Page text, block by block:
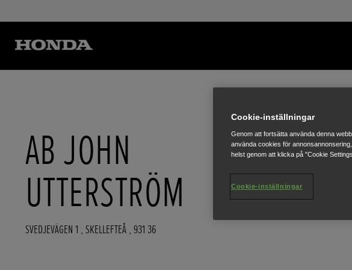
AB JOHN
UTTERSTRÖM
SVEDJEVÄGEN 1 , SKELLEFTEÅ , 931 36
Cookie-inställningar
Genom att fortsätta använda denna
använda cookies för
helst genom att klicka på "Cookie
Cookie-inställningar